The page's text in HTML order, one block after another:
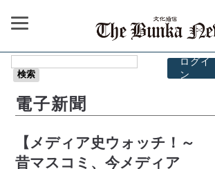
ログイ
ン
電子新聞
【メディア史ウォッチ！～
昔マスコミ、今メディア